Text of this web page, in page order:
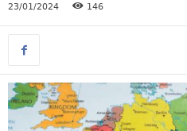
23/01/2024 146